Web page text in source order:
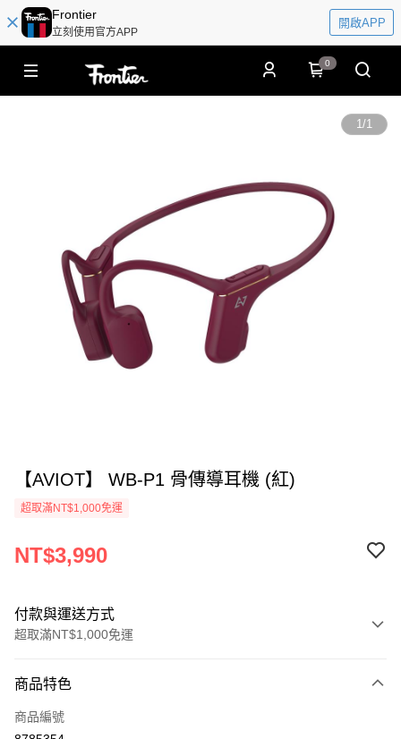
Frontier
立刻使用官方APP
開啟APP
0
1/1
【AVIOT】 WB-P1 骨傳導耳機 (紅)
超取滿NT$1,000免運
NT$3,990
付款與運送方式
超取滿NT$1,000免運
信用卡一次付款
LINE Pay
商品特色
商品編號